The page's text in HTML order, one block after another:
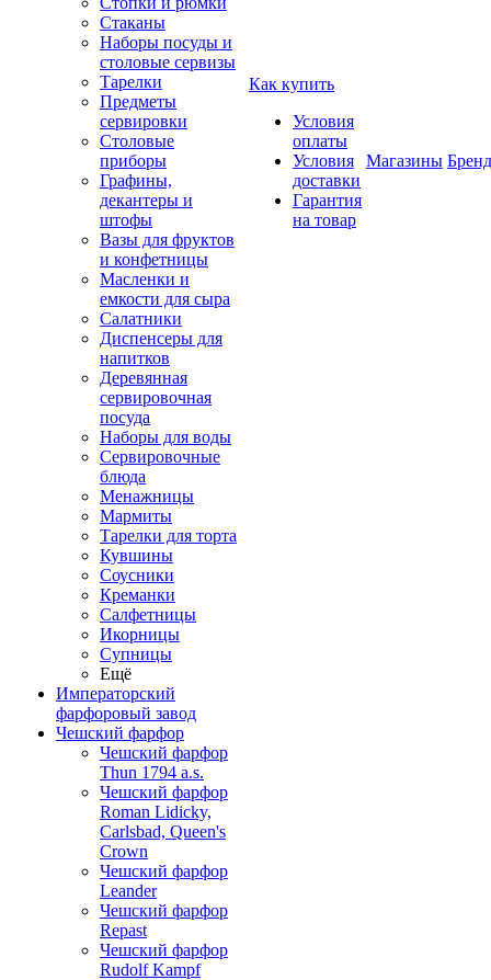
Стаканы
Наборы посуды и
столовые сервизы
Тарелки
Предметы
сервировки
Столовые
приборы
Графины,
декантеры и
штофы
Вазы для фруктов
и конфетницы
Масленки и
емкости для сыра
Салатники
Диспенсеры для
напитков
Деревянная
сервировочная
посуда
Наборы для воды
Сервировочные
блюда
Менажницы
Мармиты
Тарелки для торта
Кувшины
Соусники
Креманки
Салфетницы
Икорницы
Супницы
Ещё
Императорский
фарфоровый завод
Чешский фарфор
Чешский фарфор
Thun 1794 a.s.
Чешский фарфор
Roman Lidicky,
Carlsbad, Queen's
Crown
Чешский фарфор
Leander
Чешский фарфор
Repast
Чешский фарфор
Rudolf Kampf
Как купить
Условия
оплаты
Условия
доставки
Гарантия
на товар
Магазины